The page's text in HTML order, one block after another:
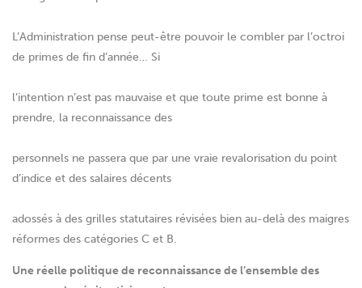
L’Administration pense peut-être pouvoir le combler par l’octroi
de primes de fin d’année… Si
l’intention n’est pas mauvaise et que toute prime est bonne à
prendre, la reconnaissance des
personnels ne passera que par une vraie revalorisation du point
d’indice et des salaires décents
adossés à des grilles statutaires révisées bien au-delà des maigres
réformes des catégories C et B.
Une réelle politique de reconnaissance de l’ensemble des